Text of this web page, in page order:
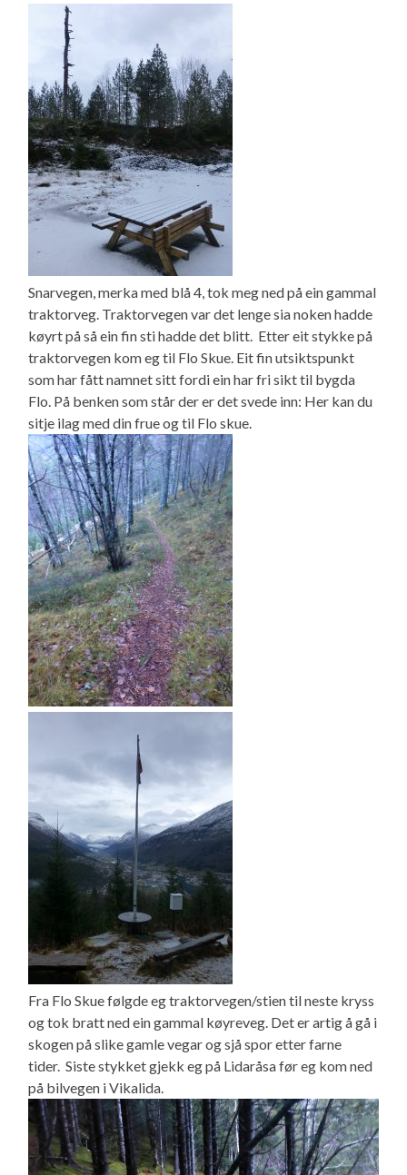
Snarvegen, merka med blå 4, tok meg ned på ein gammal
traktorveg. Traktorvegen var det lenge sia noken hadde
køyrt på så ein fin sti hadde det blitt. Etter eit stykke på
traktorvegen kom eg til Flo Skue. Eit fin utsiktspunkt
som har fått namnet sitt fordi ein har fri sikt til bygda
Flo. På benken som står der er det svede inn: Her kan du
sitje ilag med din frue og til Flo skue.
Fra Flo Skue følgde eg traktorvegen/stien til neste kryss
og tok bratt ned ein gammal køyreveg. Det er artig å gå i
skogen på slike gamle vegar og sjå spor etter farne
tider. Siste stykket gjekk eg på Lidaråsa før eg kom ned
på bilvegen i Vikalida.